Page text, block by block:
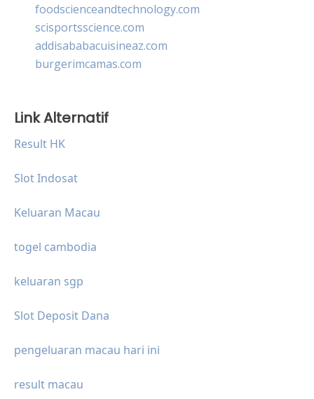
foodscienceandtechnology.com
scisportsscience.com
addisababacuisineaz.com
burgerimcamas.com
Link Alternatif
Result HK
Slot Indosat
Keluaran Macau
togel cambodia
keluaran sgp
Slot Deposit Dana
pengeluaran macau hari ini
result macau